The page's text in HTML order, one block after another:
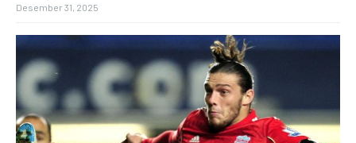
Desember 31, 2025